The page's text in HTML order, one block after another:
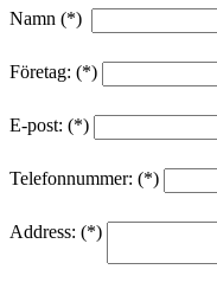
Namn
Företag:
E-post:
Telefonnummer:
Address: